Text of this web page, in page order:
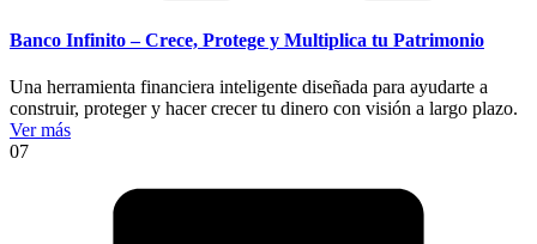
Banco Infinito – Crece, Protege y Multiplica tu Patrimonio
Una herramienta financiera inteligente diseñada para ayudarte a
construir, proteger y hacer crecer tu dinero con visión a largo plazo.
Ver más
07